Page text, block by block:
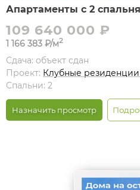
Апартаменты с 2
109 640 000 ₽
1 166 383 ₽/м2
Сдача: объект сдан
Проект: Клубные
Спальни: 2
Назначить просмотр